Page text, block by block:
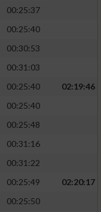
00:25:37
00:25:40
00:30:53
00:31:03
00:25:40
02:19:46
00:25:40
00:25:48
00:31:16
00:31:22
00:25:49
02:20:17
00:25:50